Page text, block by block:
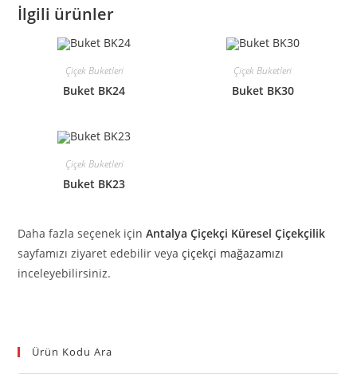
İlgili ürünler
Çiçek Buketleri
Buket BK24
Çiçek Buketleri
Buket BK30
Çiçek Buketleri
Buket BK23
Daha fazla seçenek içinAntalya Çiçekçi Küresel Çiçekçilik
sayfamızı ziyaret edebilir veyaçiçekçi mağazamızı
inceleyebilirsiniz.
Ürün Kodu Ara